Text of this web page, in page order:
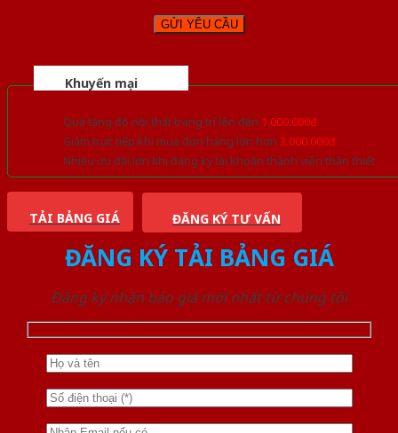
Khuyến mại
Quà tặng đồ nội thất trang trí lên đến 1.000.000đ
Giảm trực tiếp khi mua đơn hàng lớn hơn 3.000.000đ
Nhiều ưu đãi lớn khi đăng ký tài khoản thành viên thân thiết
TẢI BẢNG GIÁ ĐĂNG KÝ TƯ VẤN
ĐĂNG KÝ TẢI BẢNG GIÁ
Đăng ký nhận báo giá mới nhất từ chúng tôi